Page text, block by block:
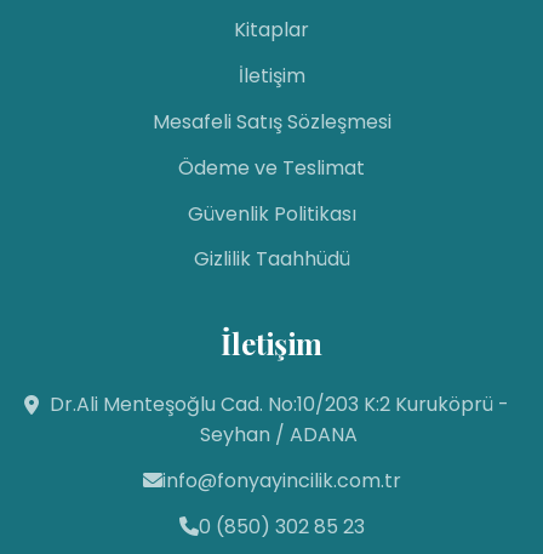
Kitaplar
İletişim
Mesafeli Satış Sözleşmesi
Ödeme ve Teslimat
Güvenlik Politikası
Gizlilik Taahhüdü
İletişim
Dr.Ali Menteşoğlu Cad. No:10/203 K:2 Kuruköprü -
Seyhan / ADANA
info@fonyayincilik.com.tr
0 (850) 302 85 23
Canlı Destek Hattı
Fon Yayıncılık
Merhaba! Size nasıl yardımcı
olabilirim? Aşağıdan mesajınızı